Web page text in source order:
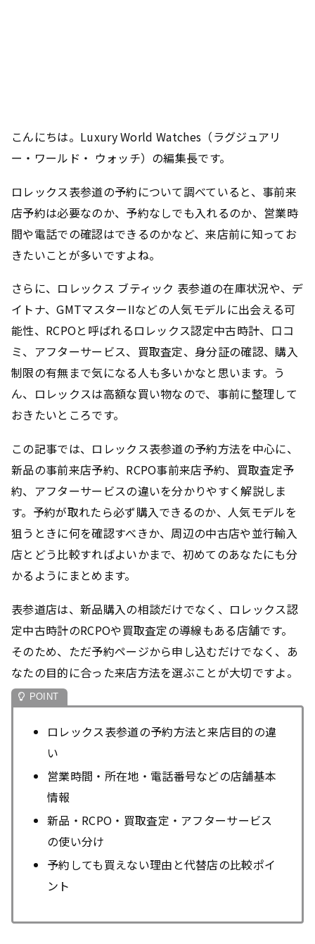
こんにちは。Luxury World Watches（ラグジュアリ
ー・ワールド・ ウォッチ）の編集長です。
ロレックス表参道の予約について調べていると、事前来
店予約は必要なのか、予約なしでも入れるのか、営業時
間や電話での確認はできるのかなど、来店前に知ってお
きたいことが多いですよね。
さらに、ロレックス ブティック 表参道の在庫状況や、デ
イトナ、GMTマスターIIなどの人気モデルに出会える可
能性、RCPOと呼ばれるロレックス認定中古時計、口コ
ミ、アフターサービス、買取査定、身分証の確認、購入
制限の有無まで気になる人も多いかなと思います。う
ん、ロレックスは高額な買い物なので、事前に整理して
おきたいところです。
この記事では、ロレックス表参道の予約方法を中心に、
新品の事前来店予約、RCPO事前来店予約、買取査定予
約、アフターサービスの違いを分かりやすく解説しま
す。予約が取れたら必ず購入できるのか、人気モデルを
狙うときに何を確認すべきか、周辺の中古店や並行輸入
店とどう比較すればよいかまで、初めてのあなたにも分
かるようにまとめます。
表参道店は、新品購入の相談だけでなく、ロレックス認
定中古時計のRCPOや買取査定の導線もある店舗です。
そのため、ただ予約ページから申し込むだけでなく、あ
なたの目的に合った来店方法を選ぶことが大切ですよ。
ロレックス表参道の予約方法と来店目的の違
い
営業時間・所在地・電話番号などの店舗基本
情報
新品・RCPO・買取査定・アフターサービス
の使い分け
予約しても買えない理由と代替店の比較ポイ
ント